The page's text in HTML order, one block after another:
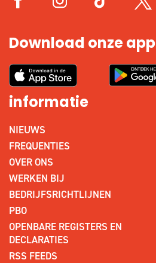
Download onze app
informatie
NIEUWS
FREQUENTIES
OVER ONS
WERKEN BIJ
BEDRIJFSRICHTLIJNEN
PBO
OPENBARE REGISTERS EN
DECLARATIES
RSS FEEDS